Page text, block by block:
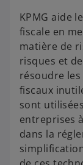
KPMG aide
fiscale en
matière de
risques et
résoudre
fiscaux
sont
entreprises
dans la